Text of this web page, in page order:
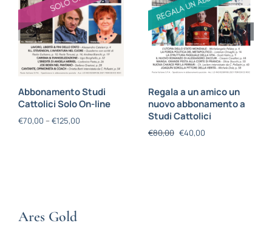
Abbonamento Studi
Cattolici Solo On-line
€70,00 – €125,00
Regala a un amico un
nuovo abbonamento a
Studi Cattolici
€80,00 €40,00
Ares Gold